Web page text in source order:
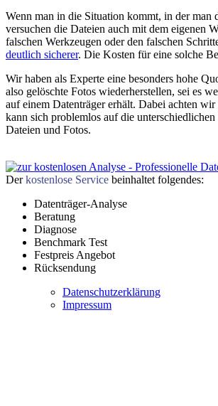
Wenn man in die Situation kommt, in der man
versuchen die Dateien auch mit dem eigenen
falschen Werkzeugen oder den falschen
deutlich sicherer. Die Kosten für eine solche
Wir haben als Experte eine besonders hohe
also gelöschte Fotos wiederherstellen, sei es
auf einem Datenträger erhält. Dabei achten
kann sich problemlos auf die
Dateien und Fotos.
Derkostenlose Service beinhaltet folgendes:
Datenträger-Analyse
Beratung
Diagnose
Benchmark Test
Festpreis Angebot
Rücksendung
Datenschutzerklärung
Impressum